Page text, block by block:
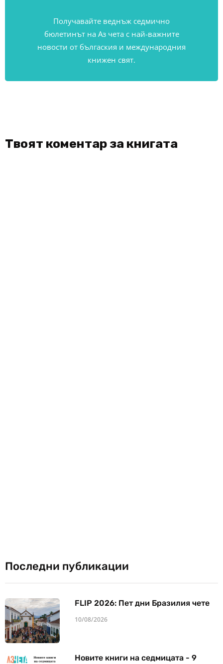
Получавайте веднъж седмично
бюлетинът на Аз чета с най-важните
новости от бългаския и международния
книжен свят.
Твоят коментар за книгата
Последни публикации
FLIP 2026: Пет дни Бразилия чете
10/08/2026
Новите книги на седмицата - 9